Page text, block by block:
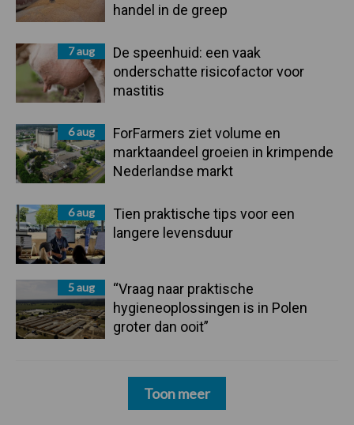
handel in de greep
7 aug
De speenhuid: een vaak
onderschatte risicofactor voor
mastitis
6 aug
ForFarmers ziet volume en
marktaandeel groeien in krimpende
Nederlandse markt
6 aug
Tien praktische tips voor een
langere levensduur
5 aug
“Vraag naar praktische
hygieneoplossingen is in Polen
groter dan ooit”
Toon meer